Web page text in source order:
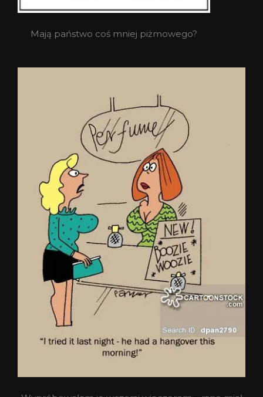
Mają państwo coś mniej piżmowego?